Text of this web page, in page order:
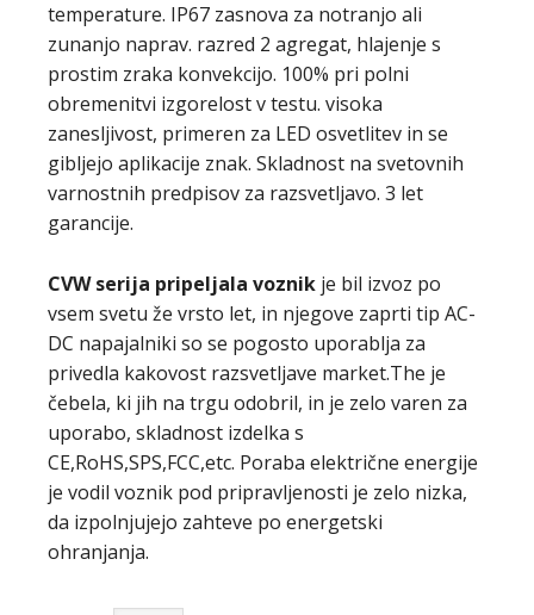
temperature. IP67 zasnova za notranjo ali
zunanjo naprav. razred 2 agregat, hlajenje s
prostim zraka konvekcijo. 100% pri polni
obremenitvi izgorelost v testu. visoka
zanesljivost, primeren za LED osvetlitev in se
gibljejo aplikacije znak. Skladnost na svetovnih
varnostnih predpisov za razsvetljavo. 3 let
garancije.
CVW serija pripeljala voznik je bil izvoz po
vsem svetu že vrsto let, in njegove zaprti tip AC-
DC napajalniki so se pogosto uporablja za
privedla kakovost razsvetljave market.The je
čebela, ki jih na trgu odobril, in je zelo varen za
uporabo, skladnost izdelka s
CE,RoHS,SPS,FCC,etc. Poraba električne energije
je vodil voznik pod pripravljenosti je zelo nizka,
da izpolnjujejo zahteve po energetski
ohranjanja.